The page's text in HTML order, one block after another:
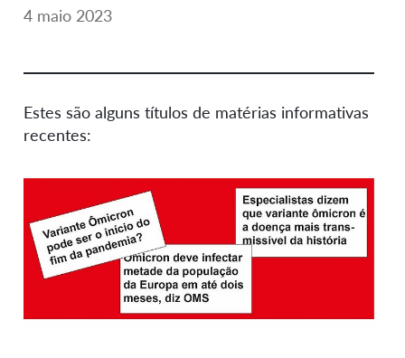
4 maio 2023
Estes são alguns títulos de matérias informativas
recentes: